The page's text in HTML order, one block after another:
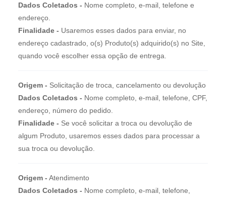
Dados Coletados - Nome completo, e-mail, telefone e
endereço.
Finalidade - Usaremos esses dados para enviar, no
endereço cadastrado, o(s) Produto(s) adquirido(s) no Site,
quando você escolher essa opção de entrega.
Origem - Solicitação de troca, cancelamento ou devolução
Dados Coletados - Nome completo, e-mail, telefone, CPF,
endereço, número do pedido.
Finalidade - Se você solicitar a troca ou devolução de
algum Produto, usaremos esses dados para processar a
sua troca ou devolução.
Origem - Atendimento
Dados Coletados - Nome completo, e-mail, telefone,